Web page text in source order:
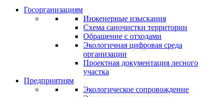
Госорганизациям
Инженерные изыскания
Схема саночистки территории
Обращение с отходами
Экологичная цифровая среда
организации
Проектная документация лесного
участка
Предприятиям
Экологическое сопровождение